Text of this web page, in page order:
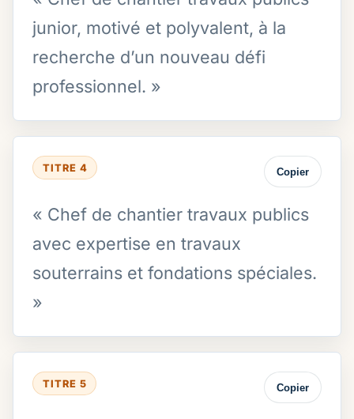
junior, motivé et polyvalent, à la
recherche d’un nouveau défi
professionnel. »
TITRE 4 Copier
« Chef de chantier travaux publics
avec expertise en travaux
souterrains et fondations spéciales.
»
TITRE 5 Copier